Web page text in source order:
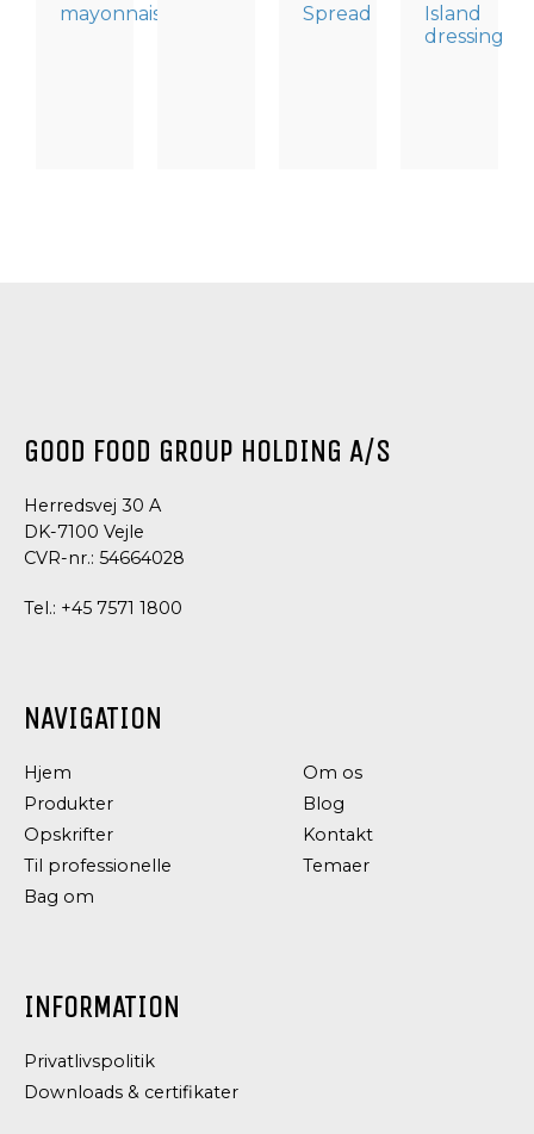
DRESSING
CONDIMENTS
CREME
FRAICHE
DRESSING
CONDIMENTS
SALATMAYONNAISE
GOOD FOOD GROUP HOLDING A/S
Herredsvej 30 A
DK-7100 Vejle
CVR-nr.: 54664028
Tel.: +45 7571 1800
NAVIGATION
Hjem
Produkter
Opskrifter
Til professionelle
Bag om
Om os
Blog
Kontakt
Temaer
INFORMATION
Privatlivspolitik
Downloads & certifikater